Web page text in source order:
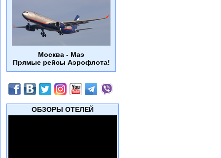
Москва - Маэ
Прямые рейсы Аэрофлота!
ОБЗОРЫ ОТЕЛЕЙ